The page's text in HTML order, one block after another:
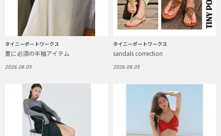
タイニーポートワークス
夏に必須の半袖アイテム
2026.08.05
タイニーポートワークス
sandals correction
2026.08.05